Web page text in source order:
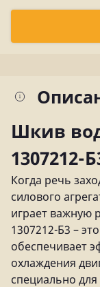
Шкив
1307212-
Когда речь
силового
играет важную
1307212-Б3 –
обеспечивает
охлаждения
специально